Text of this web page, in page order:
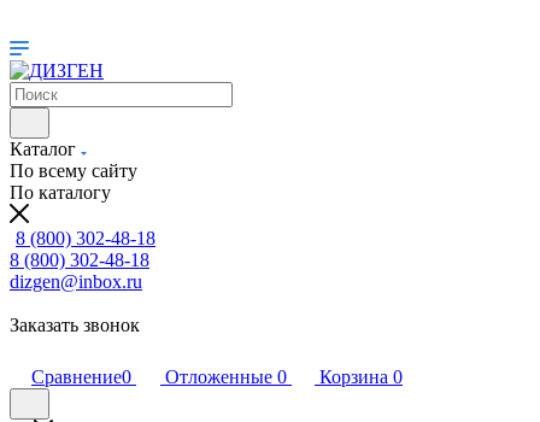
Каталог
По всему сайту
По каталогу
8 (800) 302-48-18
8 (800) 302-48-18
dizgen@inbox.ru
Заказать звонок
Сравнение0 Отложенные 0 Корзина 0